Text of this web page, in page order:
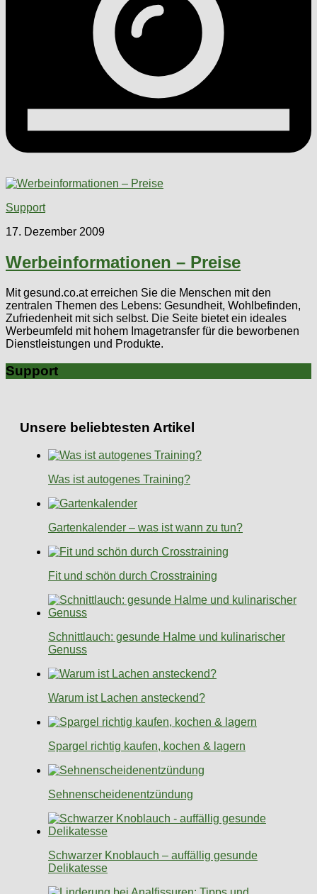
Support
17. Dezember 2009
Werbeinformationen – Preise
Mit gesund.co.at erreichen Sie die Menschen mit den
zentralen Themen des Lebens: Gesundheit, Wohlbefinden,
Zufriedenheit mit sich selbst. Die Seite bietet ein ideales
Werbeumfeld mit hohem Imagetransfer für die beworbenen
Dienstleistungen und Produkte.
Support
Unsere beliebtesten Artikel
Was ist autogenes Training?
Gartenkalender – was ist wann zu tun?
Fit und schön durch Crosstraining
Schnittlauch: gesunde Halme und kulinarischer
Genuss
Warum ist Lachen ansteckend?
Spargel richtig kaufen, kochen & lagern
Sehnenscheidenentzündung
Schwarzer Knoblauch – auffällig gesunde
Delikatesse